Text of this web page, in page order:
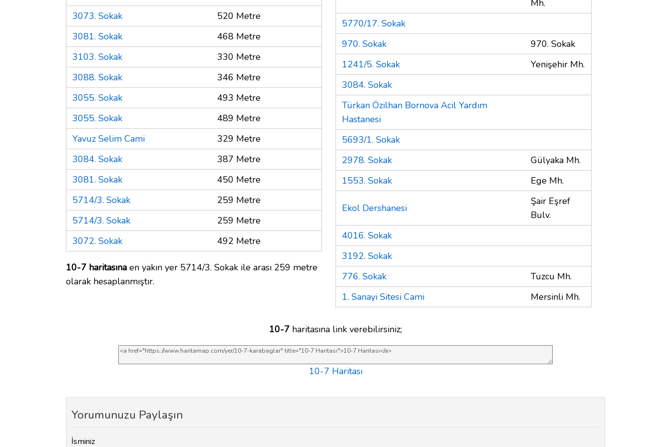
3073. Sokak
520 Metre
3081. Sokak
468 Metre
3103. Sokak
330 Metre
3088. Sokak
346 Metre
3055. Sokak
493 Metre
3055. Sokak
489 Metre
Yavuz Selim Cami
329 Metre
3084. Sokak
387 Metre
3081. Sokak
450 Metre
5714/3. Sokak
259 Metre
5714/3. Sokak
259 Metre
3072. Sokak
492 Metre
10-7 haritasına en yakın yer 5714/3. Sokak ile arası 259 metre
olarak hesaplanmıştır.
Mh.
5770/17. Sokak
970. Sokak
970. Sokak
1241/5. Sokak
Yenişehir Mh.
3084. Sokak
Türkan Özilhan Bornova Acil Yardım
Hastanesi
5693/1. Sokak
2978. Sokak
Gülyaka Mh.
1553. Sokak
Ege Mh.
Ekol Dershanesi
Şair Eşref
Bulv.
4016. Sokak
3192. Sokak
776. Sokak
Tuzcu Mh.
1. Sanayi Sitesi Cami
Mersinli Mh.
10-7 haritasına link verebilirsiniz;
10-7 Haritası
Yorumunuzu Paylaşın
İsminiz